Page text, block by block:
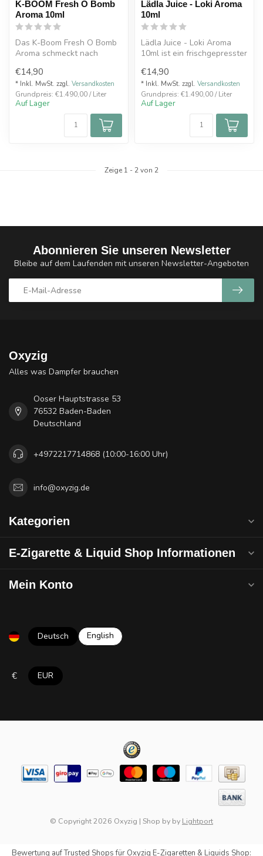
K-BOOM Fresh O Bomb
Aroma 10ml
Das K-Boom Fresh O Bomb
Aroma schmeckt nach
Spritzer ...
€14,90
* Inkl. MwSt. zzgl. Versandkosten
Grundpreis: €1.490,00 / Liter
Auf Lager
Lädla Juice - Loki Aroma
10ml
Lädla Juice - Loki Aroma
10ml ist ein frischgepresster
€14,90
* Inkl. MwSt. zzgl. Versandkosten
Grundpreis: €1.490,00 / Liter
Auf Lager
Zeige 1 - 2von 2
Abonnieren Sie unseren Newsletter
Bleibe auf dem Laufenden mit unseren Newsletter-Angeboten
Oxyzig
Alles was Dampfer brauchen
Ooser Hauptstrasse 53
76532 Baden-Baden
Deutschland
+4972217714868 (10:00-16:00 Uhr)
info@oxyzig.de
Kategorien
E-Zigarette & Liquid Shop Informationen
Mein Konto
Deutsch English
€ EUR
© Copyright 2026 Oxyzig | Shop by by Lightport
Bewertung aufTrusted Shopsfür Oxyzig E-Zigaretten & Liquids Shop: